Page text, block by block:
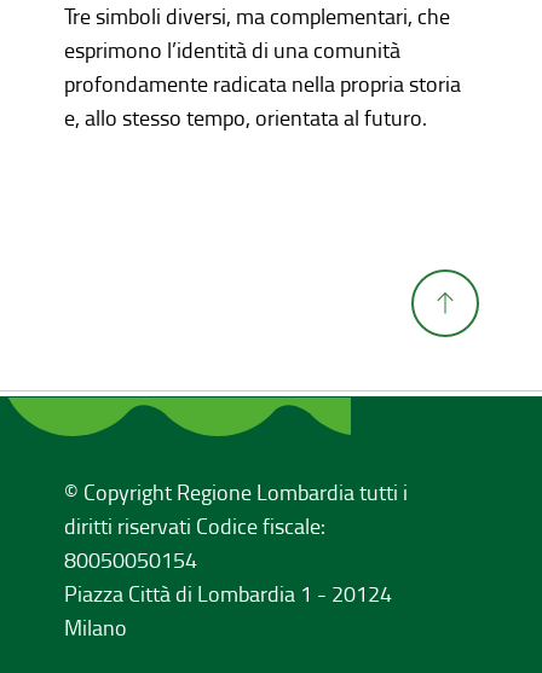
Tre simboli diversi, ma complementari, che
esprimono l’identità di una comunità
profondamente radicata nella propria storia
e, allo stesso tempo, orientata al futuro.
© Copyright Regione Lombardia tutti i
diritti riservati Codice fiscale:
80050050154
Piazza Città di Lombardia 1 - 20124
Milano